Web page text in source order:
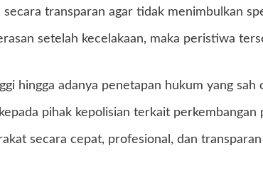
transparan agar tidak menimbulkan
setelah kecelakaan, maka peristiwa
hingga adanya penetapan hukum yang sah
pihak kepolisian terkait
secara cepat, profesional, dan